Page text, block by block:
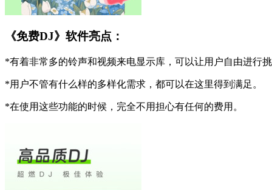
《免费DJ》软件亮点：
*有着非常多的铃声和视频来电显示库，可以让用户自由进行
*用户不管有什么样的多样化需求，都可以在这里得到满足。
*在使用这些功能的时候，完全不用担心有任何的费用。